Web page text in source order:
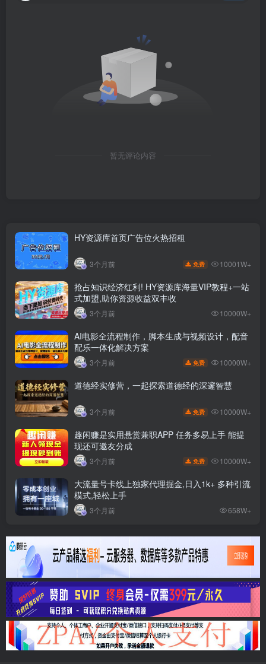
暂无评论内容
HY资源库首页广告位火热招租
3个月前 免费 10001W+
抢占知识经济红利! HY资源库海量VIP教程+一站
式加盟,助你资源收益双丰收
3个月前 10000W+
AI电影全流程制作，脚本生成与视频设计，配音
配乐一体化解决方案
3个月前 免费 10000W+
道德经实修营，一起探索道德经的深邃智慧
3个月前 免费 10000W+
趣闲赚是实用悬赏兼职APP 任务多易上手 能提
现还可邀友分成
3个月前 免费 10000W+
大流量号卡线上独家代理掘金,日入1k+ 多种引流
模式,轻松上手
3个月前 658W+